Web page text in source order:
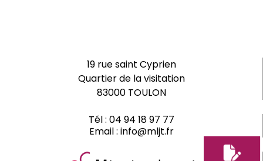
19 rue saint Cyprien
Quartier de la visitation
83000 TOULON
Tél : 04 94 18 97 77
Email : info@mljt.fr